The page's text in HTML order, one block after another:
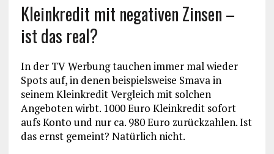
Kleinkredit mit negativen Zinsen –
ist das real?
In der TV Werbung tauchen immer mal wieder
Spots auf, in denen beispielsweise Smava in
seinem Kleinkredit Vergleich mit solchen
Angeboten wirbt. 1000 Euro Kleinkredit sofort
aufs Konto und nur ca. 980 Euro zurückzahlen. Ist
das ernst gemeint? Natürlich nicht.